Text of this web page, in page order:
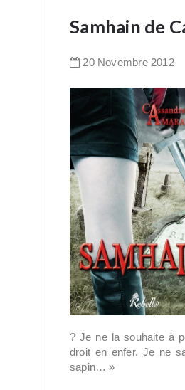
Samhain de
20 Novembre 2012
? Je ne la souhaite à
droit en enfer. Je ne
sapin… »